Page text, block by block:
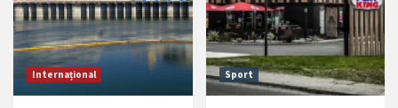
Internațional Sport